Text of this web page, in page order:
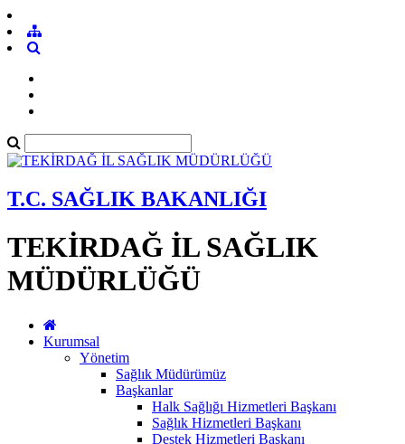
T.C. SAĞLIK BAKANLIĞI
TEKİRDAĞ İL SAĞLIK
MÜDÜRLÜĞÜ
Kurumsal
Yönetim
Sağlık Müdürümüz
Başkanlar
Halk Sağlığı Hizmetleri Başkanı
Sağlık Hizmetleri Başkanı
Destek Hizmetleri Başkanı